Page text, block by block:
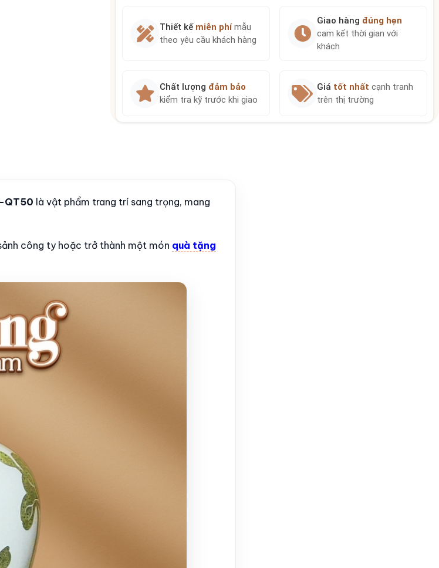
Thiết kế miễn phí mẫu
theo yêu cầu khách hàng
Giao hàng đúng hẹn
cam kết thời gian với
khách
Chất lượng đảm bảo
kiểm tra kỹ trước khi giao
Giá tốt nhất cạnh tranh
trên thị trường
QT50 là vật phẩm trang trí sang trọng, mang
công ty hoặc trở thành một món quà tặng